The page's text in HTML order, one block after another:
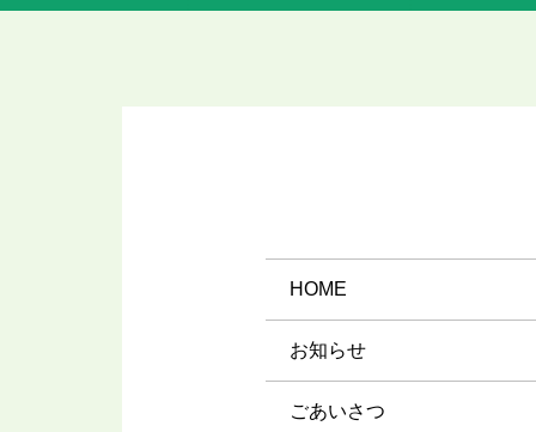
HOME
お知らせ
ごあいさつ